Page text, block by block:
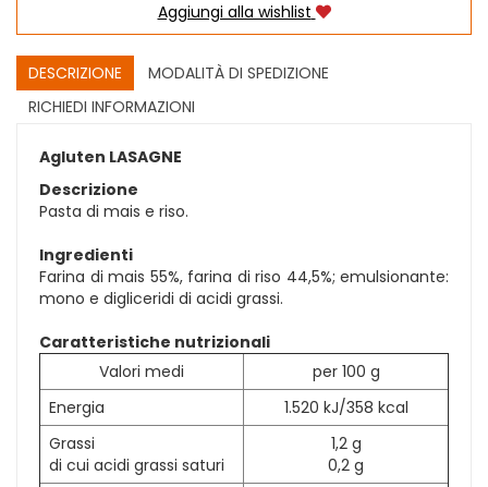
Aggiungi alla wishlist
DESCRIZIONE
MODALITÀ DI SPEDIZIONE
RICHIEDI INFORMAZIONI
Agluten LASAGNE
Descrizione
Pasta di mais e riso.
Ingredienti
Farina di mais 55%, farina di riso 44,5%; emulsionante:
mono e digliceridi di acidi grassi.
Caratteristiche nutrizionali
Valori medi
per 100 g
Energia
1.520 kJ/358 kcal
Grassi
di cui acidi grassi saturi
1,2 g
0,2 g